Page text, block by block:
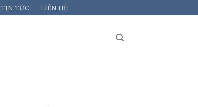
TIN TỨC LIÊN HỆ